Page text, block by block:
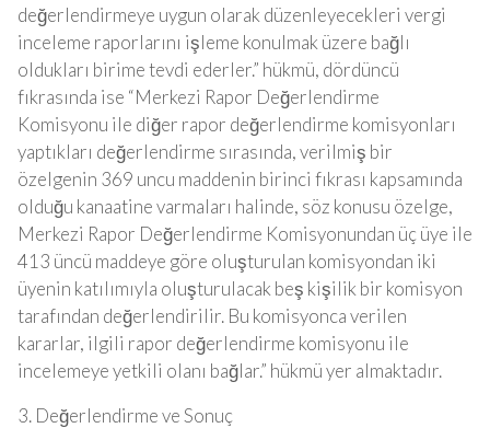
değerlendirmeye uygun olarak düzenleyecekleri vergi
inceleme raporlarını işleme konulmak üzere bağlı
oldukları birime tevdi ederler.” hükmü, dördüncü
fıkrasında ise “Merkezi Rapor Değerlendirme
Komisyonu ile diğer rapor değerlendirme komisyonları
yaptıkları değerlendirme sırasında, verilmiş bir
özelgenin 369 uncu maddenin birinci fıkrası kapsamında
olduğu kanaatine varmaları halinde, söz konusu özelge,
Merkezi Rapor Değerlendirme Komisyonundan üç üye ile
413 üncü maddeye göre oluşturulan komisyondan iki
üyenin katılımıyla oluşturulacak beş kişilik bir komisyon
tarafından değerlendirilir. Bu komisyonca verilen
kararlar, ilgili rapor değerlendirme komisyonu ile
incelemeye yetkili olanı bağlar.” hükmü yer almaktadır.
3. Değerlendirme ve Sonuç